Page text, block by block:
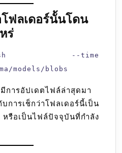
ฟลเดอร์นั้นโดน
ร่
--time
models/blobs
การอัปเดตไฟล์ล่าสุดมา
ารเช็กว่าโฟลเดอร์นี้เป็น
รือเป็นไฟล์ปัจจุบันที่กำลัง